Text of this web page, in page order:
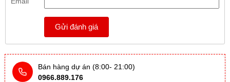
Gửi đánh giá
Bán hàng dự án (8:00- 21:00)
0966.889.176